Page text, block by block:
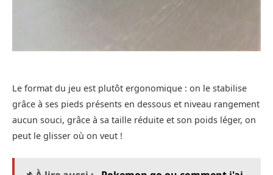
Le format du jeu est plutôt ergonomique : on le stabilise
grâce à ses pieds présents en dessous et niveau rangement
aucun souci, grâce à sa taille réduite et son poids léger, on
peut le glisser où on veut !